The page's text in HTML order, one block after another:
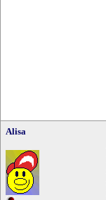
Alisa